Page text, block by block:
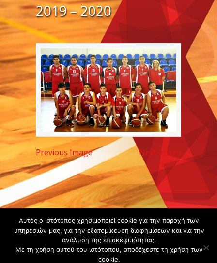
2019 – 2020
Previous Image Next Image
Copyright ©
2020 -
Gsperamatosermis.gr
All rights
Αυτός ο ιστότοπος χρησιμοποιεί cookie για την παροχή των
υπηρεσιών μας, για την εξατομίκευση διαφημίσεων και για την
ανάλυση της επισκεψιμότητας.
Με τη χρήση αυτού του ιστότοπου, αποδέχεστε τη χρήση των
cookie.